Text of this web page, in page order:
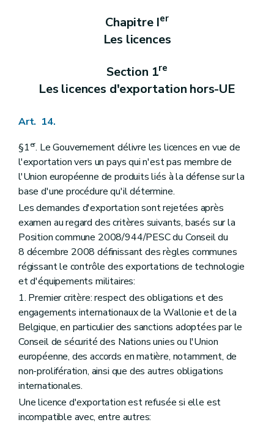
Chapitre Ier
Les licences
Section 1re
Les licences d'exportation hors-UE
Art. 14.
§1er. Le Gouvernement délivre les licences en vue de
l'exportation vers un pays qui n'est pas membre de
l'Union européenne de produits liés à la défense sur la
base d'une procédure qu'il détermine.
Les demandes d'exportation sont rejetées après
examen au regard des critères suivants, basés sur la
Position commune 2008/944/PESC du Conseil du
8 décembre 2008 définissant des règles communes
régissant le contrôle des exportations de technologie
et d'équipements militaires:
1. Premier critère: respect des obligations et des
engagements internationaux de la Wallonie et de la
Belgique, en particulier des sanctions adoptées par le
Conseil de sécurité des Nations unies ou l'Union
européenne, des accords en matière, notamment, de
non-prolifération, ainsi que des autres obligations
internationales.
Une licence d'exportation est refusée si elle est
incompatible avec, entre autres: